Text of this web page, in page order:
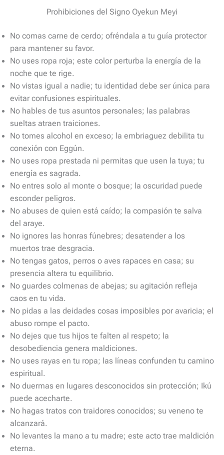
Prohibiciones del Signo Oyekun Meyi
No comas carne de cerdo; ofréndala a tu guía protector
para mantener su favor.
No uses ropa roja; este color perturba la energía de la
noche que te rige.
No vistas igual a nadie; tu identidad debe ser única para
evitar confusiones espirituales.
No hables de tus asuntos personales; las palabras
sueltas atraen traiciones.
No tomes alcohol en exceso; la embriaguez debilita tu
conexión con Eggún.
No uses ropa prestada ni permitas que usen la tuya; tu
energía es sagrada.
No entres solo al monte o bosque; la oscuridad puede
esconder peligros.
No abuses de quien está caído; la compasión te salva
del araye.
No ignores las honras fúnebres; desatender a los
muertos trae desgracia.
No tengas gatos, perros o aves rapaces en casa; su
presencia altera tu equilibrio.
No guardes colmenas de abejas; su agitación refleja
caos en tu vida.
No pidas a las deidades cosas imposibles por avaricia; el
abuso rompe el pacto.
No dejes que tus hijos te falten al respeto; la
desobediencia genera maldiciones.
No uses rayas en tu ropa; las líneas confunden tu camino
espiritual.
No duermas en lugares desconocidos sin protección; Ikú
puede acecharte.
No hagas tratos con traidores conocidos; su veneno te
alcanzará.
No levantes la mano a tu madre; este acto trae maldición
eterna.